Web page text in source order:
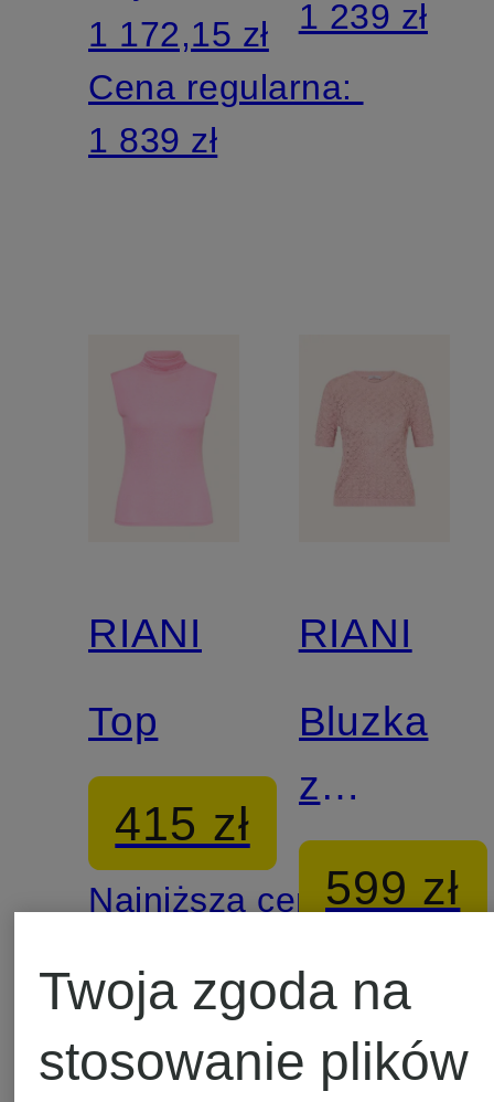
1 172,15 zł
Cena regularna:
1 839 zł
1 239 zł
RIANI
Top
415 zł
Najniższa cena:
Cena regularna:
690 zł
RIANI
Bluzka
z
dzianiny
599 zł
Najniższa
509,15 zł
Cena
Twoja zgoda na
stosowanie plików